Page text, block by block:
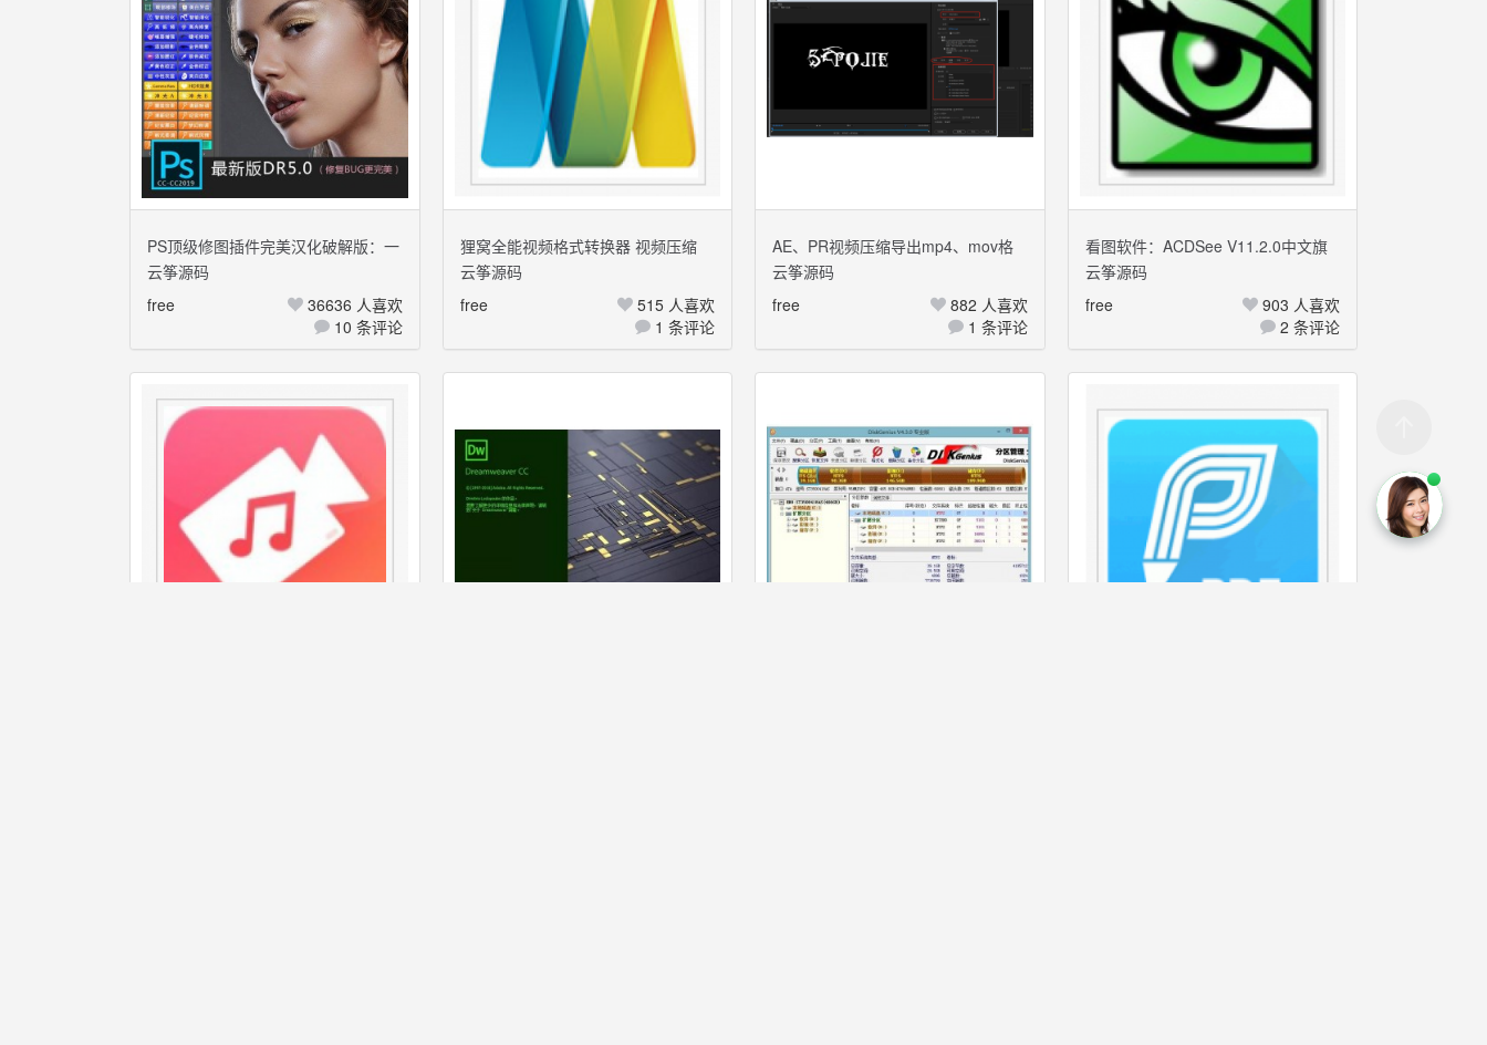
PS顶级修图插件完美汉化破解版：一
键磨皮简单方便
云筝源码
free
36636 人喜欢
10 条评论
狸窝全能视频格式转换器 视频压缩
Leawo Video Converter 8.1破解版
云筝源码
free
515 人喜欢
1 条评论
AE、PR视频压缩导出mp4、mov格
式插件：AfterCodecs1.6.1汉化破解
版
云筝源码
free
882 人喜欢
1 条评论
看图软件：ACDSee V11.2.0中文旗
舰破解版
云筝源码
free
903 人喜欢
2 条评论